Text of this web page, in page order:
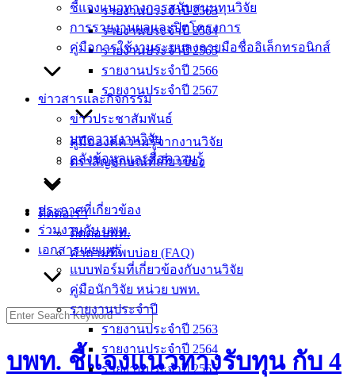
ชี้แจงแนวทางการสนับสนุนทุนวิจัย
การรายงานผลและปิดโครงการ
คู่มือการใช้งานระบบลงลายมือชื่ออิเล็กทรอนิกส์
ข่าวสารและกิจกรรม
ข่าวประชาสัมพันธ์
บทความงานวิจัย
คลังข้อมูลและสื่อความรู้
ประกาศที่เกี่ยวข้อง
ร่วมงานกับ บพท.
เอกสารเผยแพร่
แบบฟอร์มที่เกี่ยวข้องกับงานวิจัย
คู่มือนักวิจัย หน่วย บพท.
รายงานประจำปี
รายงานประจำปี 2563
รายงานประจำปี 2564
รายงานประจำปี 2565
รายงานประจำปี 2563
รายงานประจำปี 2564
รายงานประจำปี 2565
รายงานประจำปี 2566
รายงานประจำปี 2567
คู่มือองค์ความรู้จากงานวิจัย
ตราสัญลักษณ์ที่เกี่ยวข้อง
ติดต่อเรา
ติดต่อบพท.
คำถามที่พบบ่อย (FAQ)
บพท. ชี้แจงแนวทางรับทุน กับ 4